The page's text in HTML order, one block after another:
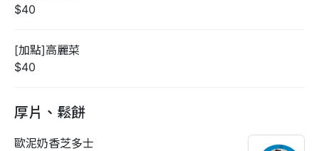
$40
[加點]高麗菜
$40
厚片、鬆餅
歐泥奶香芝多士